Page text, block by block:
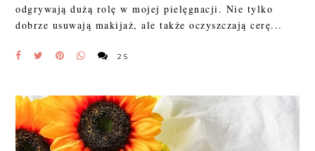
odgrywają dużą rolę w mojej pielęgnacji. Nie tylko
dobrze usuwają makijaż, ale także oczyszczają cerę...
25